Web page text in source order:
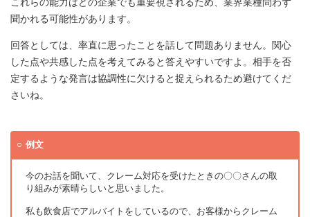
これらの能力はどの企業でも重要視されるため、業界業種問わず
聞かれる可能性があります。
回答としては、率直に思ったことを話して問題ありません。関心
した点や共感した点を考えてみると答えやすいですよ。相手を否
定するような発言は協調性に欠けると捉えられるため避けてくだ
さいね。
例文
今のお話を聞いて、クレーム対応を受けたときの〇〇さんの取
り組みが素晴らしいと思いました。
私も飲食店でアルバイトをしているので、お客様からクレーム